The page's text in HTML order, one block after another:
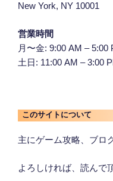
New York, NY 10001
営業時間
月〜金: 9:00 AM – 5:00
土日: 11:00 AM – 3:00
このサイトについて
主にゲーム攻略、ブロ
よろしければ、読んで